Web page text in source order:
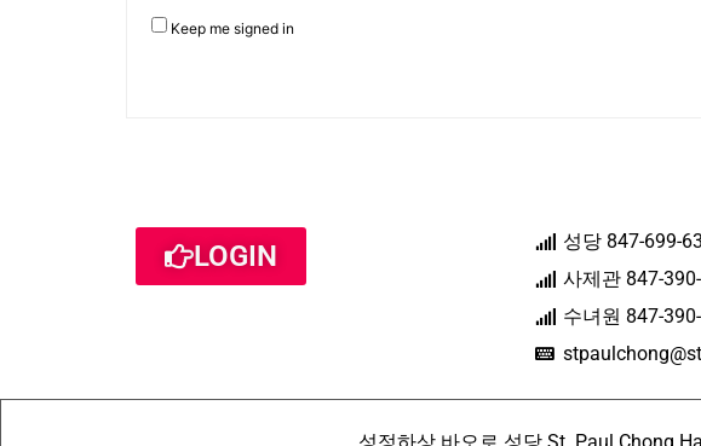
Keep me signed in
LOGIN
성당 847-699-
사제관 847-
수녀원 847-